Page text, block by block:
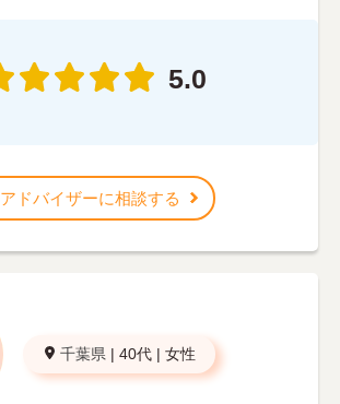
5.0
アドバイザーに相談する
千葉県 | 40代 | 女性